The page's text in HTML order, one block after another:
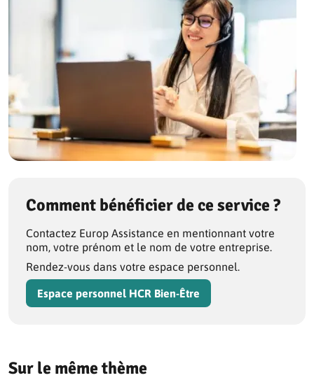
Comment bénéficier de ce service ?
Contactez Europ Assistance en mentionnant votre
nom, votre prénom et le nom de votre entreprise.
Rendez-vous dans votre espace personnel.
Espace personnel HCR Bien-Être
Sur le même thème